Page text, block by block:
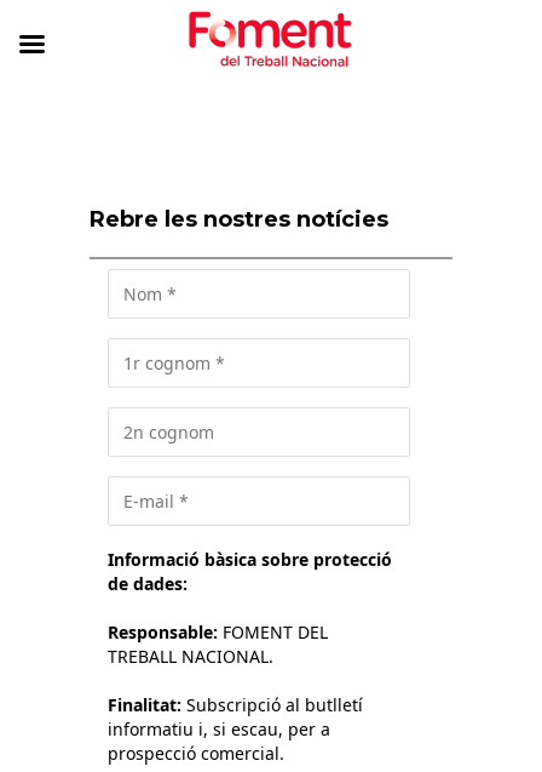
Rebre les nostres notícies
Informació bàsica sobre protecció
de dades:
Responsable: FOMENT DEL
TREBALL NACIONAL.
Finalitat: Subscripció al butlletí
informatiu i, si escau, per a
prospecció comercial.